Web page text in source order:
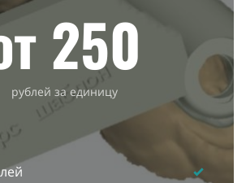
250
рублей за единицу